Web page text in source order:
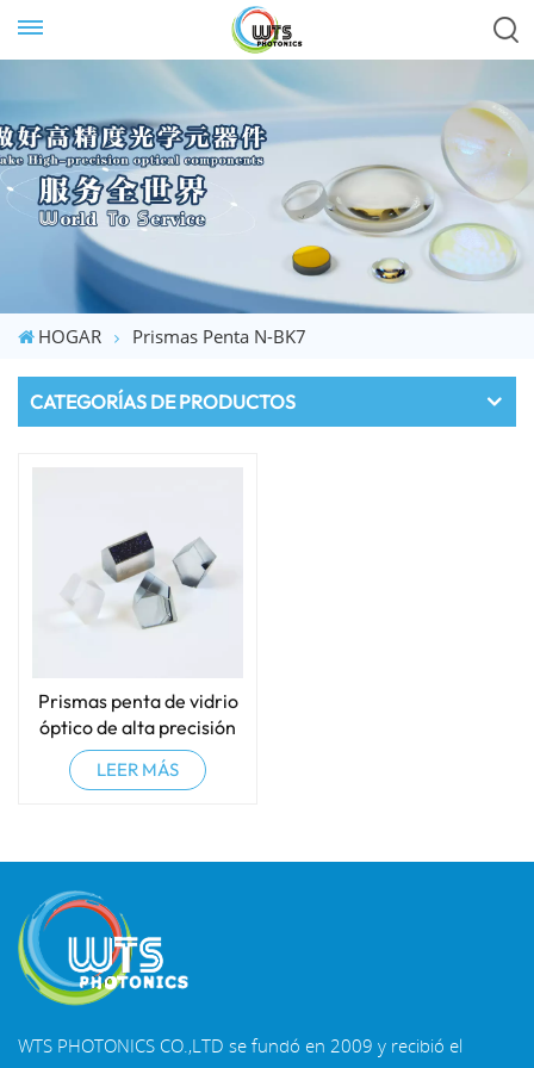
HOGAR Prismas Penta N-BK7
CATEGORÍAS DE PRODUCTOS
Prismas penta de vidrio
óptico de alta precisión
LEER MÁS
WTS PHOTONICS CO.,LTD se fundó en 2009 y recibió el